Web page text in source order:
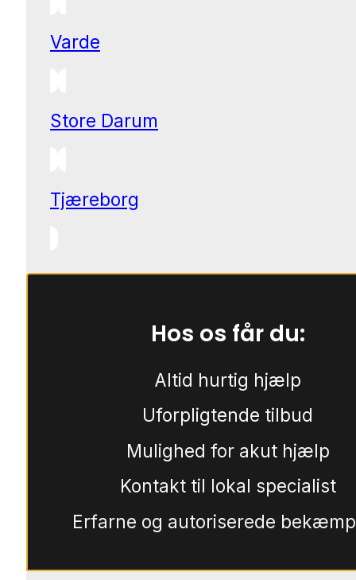
Varde
Store Darum
Tjæreborg
Hos os får du:
Altid hurtig hjælp
Uforpligtende tilbud
Mulighed for akut hjælp
Kontakt til lokal specialist
Erfarne og autoriserede